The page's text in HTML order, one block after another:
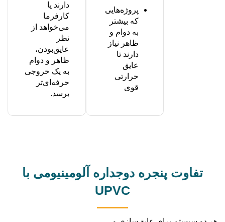
پروژه‌هایی
که بیشتر
به دوام و
ظاهر نیاز
دارند تا
عایق
حرارتی
قوی
دارند یا
کارفرما
می‌خواهد از
نظر
عایق‌بودن،
ظاهر و دوام
به یک خروجی
حرفه‌ای‌تر
برسد.
تفاوت پنجره دوجداره آلومینیومی با
UPVC